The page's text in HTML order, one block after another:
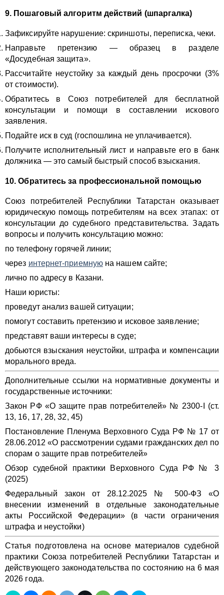
9. Пошаговый алгоритм действий (шпаргалка)
Зафиксируйте нарушение: скриншоты, переписка, чеки.
Направьте претензию — образец в разделе
«Досудебная защита».
Рассчитайте неустойку за каждый день просрочки (3%
от стоимости).
Обратитесь в Союз потребителей для бесплатной
консультации и помощи в составлении искового
заявления.
Подайте иск в суд (госпошлина не уплачивается).
Получите исполнительный лист и направьте его в банк
должника — это самый быстрый способ взыскания.
10. Обратитесь за профессиональной помощью
Союз потребителей Республики Татарстан оказывает
юридическую помощь потребителям на всех этапах: от
консультации до судебного представительства. Задать
вопросы и получить консультацию можно:
по телефону горячей линии;
через интернет-приемнуюна нашем сайте;
лично по адресу в Казани.
Наши юристы:
проведут анализ вашей ситуации;
помогут составить претензию и исковое заявление;
представят ваши интересы в суде;
добьются взыскания неустойки, штрафа и компенсации
морального вреда.
Дополнительные ссылки на нормативные документы и
государственные источники:
Закон РФ «О защите прав потребителей» № 2300-I (ст.
13, 16, 17, 28, 32, 45)
Постановление Пленума Верховного Суда РФ № 17 от
28.06.2012 «О рассмотрении судами гражданских дел по
спорам о защите прав потребителей»
Обзор судебной практики Верховного Суда РФ № 3
(2025)
Федеральный закон от 28.12.2025 № 500-ФЗ «О
внесении изменений в отдельные законодательные
акты Российской Федерации» (в части ограничения
штрафа и неустойки)
Статья подготовлена на основе материалов судебной
практики Союза потребителей Республики Татарстан и
действующего законодательства по состоянию на 6 мая
2026 года.